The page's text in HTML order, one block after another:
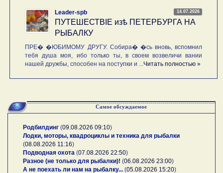
14.07.2026
Leader-spb
ПУТЕШЕСТВIE изѣ ПЕТЕРБУРГА НА
РЫБАЛКУ
ПРЕ� �ЮБИМОМУ ДРУГУ. Собира� �сь вновь, вспомнил
тебя душа моя, ибо только ты, в своем возвеличи вании
нашей дружбы, способен на поступки и ...Читать полностью »
Самое обсуждаемое
Родбилдинг (09.08.2026 09:10)
Лодки, моторы, квадроциклы и техника для рыбалки
(08.08.2026 11:16)
Подводная охота (07.08.2026 22:50)
Разное (не только для рыбалки)! (06.08.2026 23:00)
А не поехать ли нам на рыбалку... (05.08.2026 15:20)